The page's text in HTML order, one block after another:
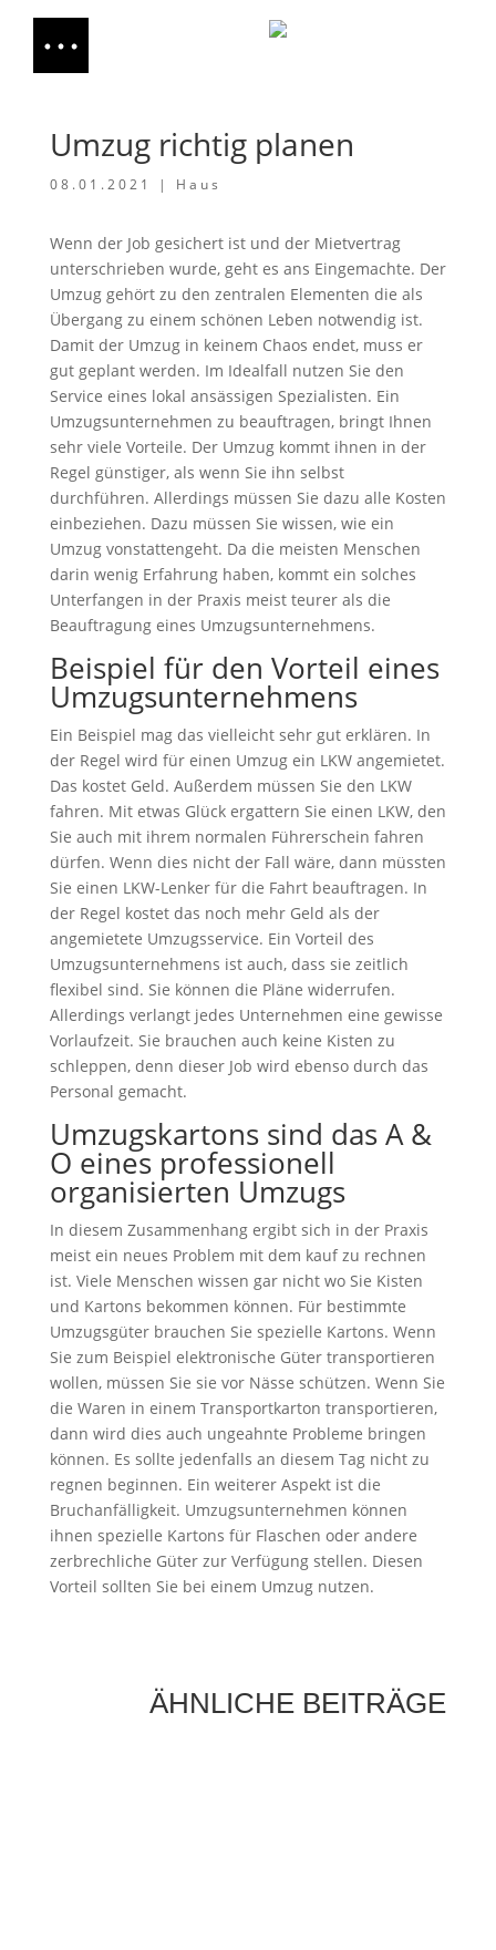
Umzug richtig planen
08.01.2021 | Haus
Wenn der Job gesichert ist und der Mietvertrag
unterschrieben wurde, geht es ans Eingemachte. Der
Umzug gehört zu den zentralen Elementen die als
Übergang zu einem schönen Leben notwendig ist.
Damit der Umzug in keinem Chaos endet, muss er
gut geplant werden. Im Idealfall nutzen Sie den
Service eines lokal ansässigen Spezialisten. Ein
Umzugsunternehmen zu beauftragen, bringt Ihnen
sehr viele Vorteile. Der Umzug kommt ihnen in der
Regel günstiger, als wenn Sie ihn selbst
durchführen. Allerdings müssen Sie dazu alle Kosten
einbeziehen. Dazu müssen Sie wissen, wie ein
Umzug vonstattengeht. Da die meisten Menschen
darin wenig Erfahrung haben, kommt ein solches
Unterfangen in der Praxis meist teurer als die
Beauftragung eines Umzugsunternehmens.
Beispiel für den Vorteil eines
Umzugsunternehmens
Ein Beispiel mag das vielleicht sehr gut erklären. In
der Regel wird für einen Umzug ein LKW angemietet.
Das kostet Geld. Außerdem müssen Sie den LKW
fahren. Mit etwas Glück ergattern Sie einen LKW, den
Sie auch mit ihrem normalen Führerschein fahren
dürfen. Wenn dies nicht der Fall wäre, dann müssten
Sie einen LKW-Lenker für die Fahrt beauftragen. In
der Regel kostet das noch mehr Geld als der
angemietete Umzugsservice. Ein Vorteil des
Umzugsunternehmens ist auch, dass sie zeitlich
flexibel sind. Sie können die Pläne widerrufen.
Allerdings verlangt jedes Unternehmen eine gewisse
Vorlaufzeit. Sie brauchen auch keine Kisten zu
schleppen, denn dieser Job wird ebenso durch das
Personal gemacht.
Umzugskartons sind das A &
O eines professionell
organisierten Umzugs
In diesem Zusammenhang ergibt sich in der Praxis
meist ein neues Problem mit dem kauf zu rechnen
ist. Viele Menschen wissen gar nicht wo Sie Kisten
und Kartons bekommen können. Für bestimmte
Umzugsgüter brauchen Sie spezielle Kartons. Wenn
Sie zum Beispiel elektronische Güter transportieren
wollen, müssen Sie sie vor Nässe schützen. Wenn Sie
die Waren in einem Transportkarton transportieren,
dann wird dies auch ungeahnte Probleme bringen
können. Es sollte jedenfalls an diesem Tag nicht zu
regnen beginnen. Ein weiterer Aspekt ist die
Bruchanfälligkeit. Umzugsunternehmen können
ihnen spezielle Kartons für Flaschen oder andere
zerbrechliche Güter zur Verfügung stellen. Diesen
Vorteil sollten Sie bei einem Umzug nutzen.
ÄHNLICHE BEITRÄGE